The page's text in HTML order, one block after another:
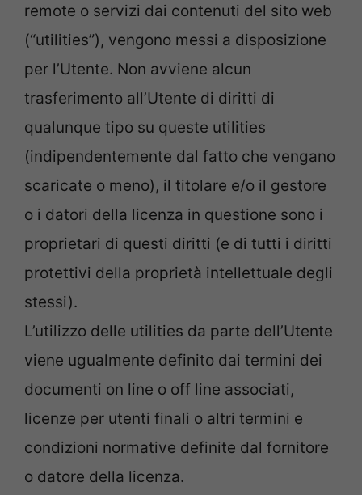
remote o servizi dai contenuti del sito web
(“utilities”), vengono messi a disposizione
per l’Utente. Non avviene alcun
trasferimento all’Utente di diritti di
qualunque tipo su queste utilities
(indipendentemente dal fatto che vengano
scaricate o meno), il titolare e/o il gestore
o i datori della licenza in questione sono i
proprietari di questi diritti (e di tutti i diritti
protettivi della proprietà intellettuale degli
stessi).
L’utilizzo delle utilities da parte dell’Utente
viene ugualmente definito dai termini dei
documenti on line o off line associati,
licenze per utenti finali o altri termini e
condizioni normative definite dal fornitore
o datore della licenza.